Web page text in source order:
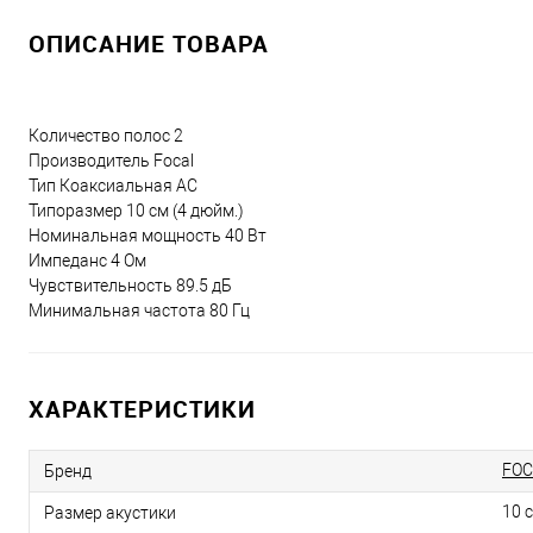
ОПИСАНИЕ ТОВАРА
Количество полос 2
Производитель Focal
Тип Коаксиальная АС
Типоразмер 10 см (4 дюйм.)
Номинальная мощность 40 Вт
Импеданс 4 Ом
Чувствительность 89.5 дБ
Минимальная частота 80 Гц
ХАРАКТЕРИСТИКИ
Бренд
Размер акустики 10